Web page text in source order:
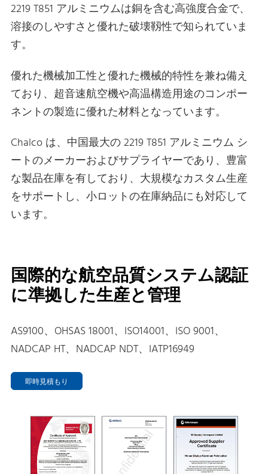
2219 T851 アルミニウムは銅を含む高強度合金で、
溶接のしやすさと優れた破壊靱性で知られていま
す。
優れた機械加工性と優れた機械的特性を兼ね備え
ており、超音速航空機や高温構造用途のコンポー
ネントの製造に優れた材料となっています。
Chalco は、中国最大の 2219 T851 アルミニウム シ
ートのメーカーおよびサプライヤーであり、豊富
な製品在庫を有しており、大規模なカスタム生産
をサポートし、小ロットの在庫納品にも対応して
います。
国際的な航空品質システム認証
に準拠した生産と管理
AS9100、OHSAS 18001、ISO14001、ISO 9001、
NADCAP HT、NADCAP NDT、IATP16949
即時見積もり